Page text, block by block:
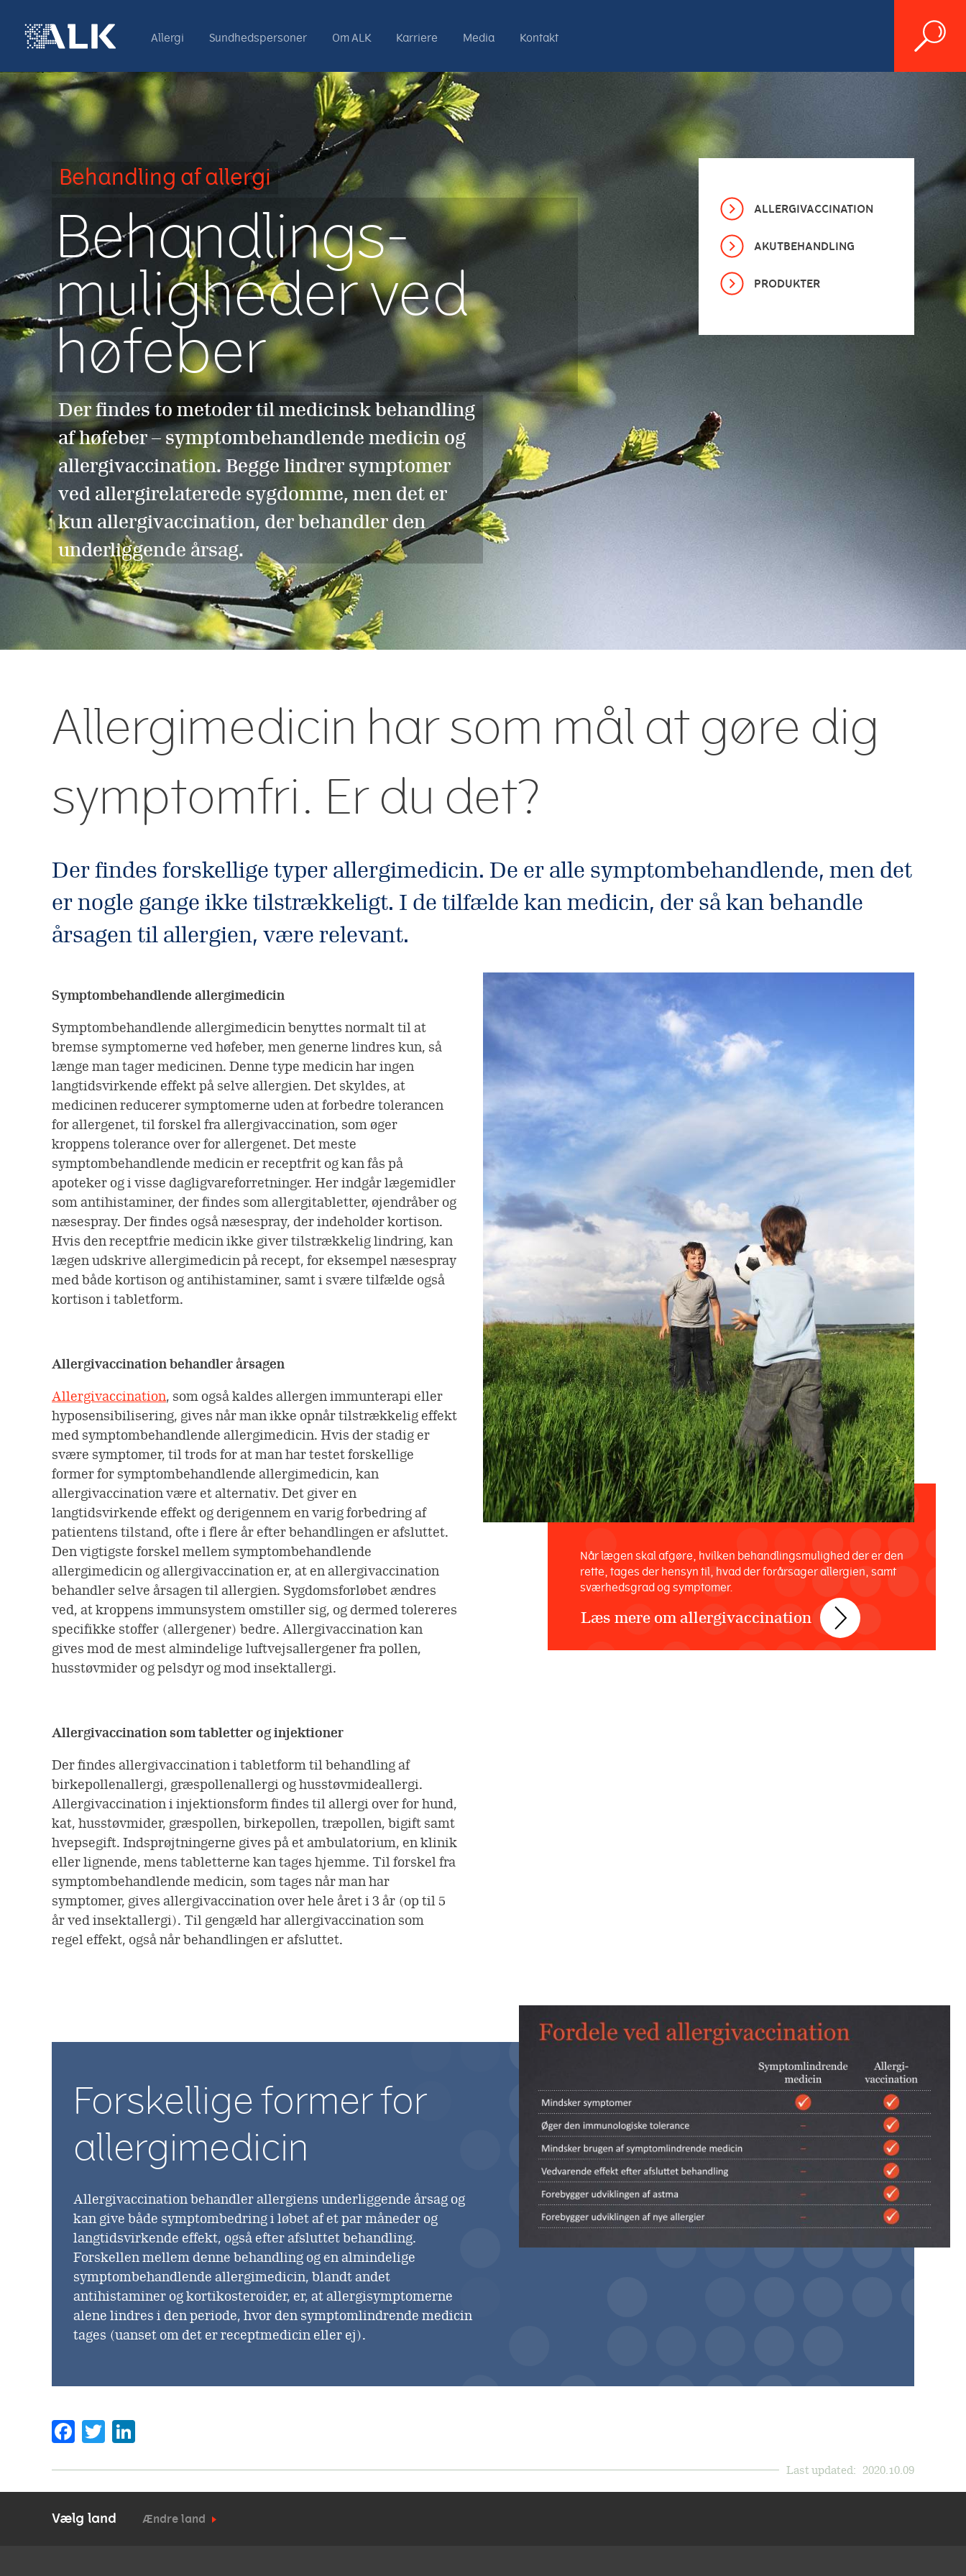
Allergi Sundhedspersoner Om ALK Karriere Media Kontakt
Behandling af allergi
Behandlings-
muligheder ved
høfeber
Der findes to metoder til medicinsk behandling
af høfeber – symptombehandlende medicin og
allergivaccination. Begge lindrer symptomer
ved allergirelaterede sygdomme, men det er
kun allergivaccination, der behandler den
underliggende årsag.
ALLERGIVACCINATION
AKUTBEHANDLING
PRODUKTER
Allergimedicin har som mål at gøre dig
symptomfri. Er du det?
Der findes forskellige typer allergimedicin. De er alle symptombehandlende, men det
er nogle gange ikke tilstrækkeligt. I de tilfælde kan medicin, der så kan behandle
årsagen til allergien, være relevant.
Symptombehandlende allergimedicin
Symptombehandlende allergimedicin benyttes normalt til at
bremse symptomerne ved høfeber, men generne lindres kun, så
længe man tager medicinen. Denne type medicin har ingen
langtidsvirkende effekt på selve allergien. Det skyldes, at
medicinen reducerer symptomerne uden at forbedre tolerancen
for allergenet, til forskel fra allergivaccination, som øger
kroppens tolerance over for allergenet. Det meste
symptombehandlende medicin er receptfrit og kan fås på
apoteker og i visse dagligvareforretninger. Her indgår lægemidler
som antihistaminer, der findes som allergitabletter, øjendråber og
næsespray. Der findes også næsespray, der indeholder kortison.
Hvis den receptfrie medicin ikke giver tilstrækkelig lindring, kan
lægen udskrive allergimedicin på recept, for eksempel næsespray
med både kortison og antihistaminer, samt i svære tilfælde også
kortison i tabletform.
Allergivaccination behandler årsagen
Allergivaccination, som også kaldes allergen immunterapi eller
hyposensibilisering, gives når man ikke opnår tilstrækkelig effekt
med symptombehandlende allergimedicin. Hvis der stadig er
svære symptomer, til trods for at man har testet forskellige
former for symptombehandlende allergimedicin, kan
allergivaccination være et alternativ. Det giver en
langtidsvirkende effekt og derigennem en varig forbedring af
patientens tilstand, ofte i flere år efter behandlingen er afsluttet.
Den vigtigste forskel mellem symptombehandlende
allergimedicin og allergivaccination er, at en allergivaccination
behandler selve årsagen til allergien. Sygdomsforløbet ændres
ved, at kroppens immunsystem omstiller sig, og dermed tolereres
specifikke stoffer (allergener) bedre. Allergivaccination kan
gives mod de mest almindelige luftvejsallergener fra pollen,
husstøvmider og pelsdyr og mod insektallergi.
Allergivaccination som tabletter og injektioner
Der findes allergivaccination i tabletform til behandling af
birkepollenallergi, græspollenallergi og husstøvmideallergi.
Allergivaccination i injektionsform findes til allergi over for hund,
kat, husstøvmider, græspollen, birkepollen, træpollen, bigift samt
hvepsegift. Indsprøjtningerne gives på et ambulatorium, en klinik
eller lignende, mens tabletterne kan tages hjemme. Til forskel fra
symptombehandlende medicin, som tages når man har
symptomer, gives allergivaccination over hele året i 3 år (op til 5
år ved insektallergi). Til gengæld har allergivaccination som
regel effekt, også når behandlingen er afsluttet.
Når lægen skal afgøre, hvilken behandlingsmulighed der er den
rette, tages der hensyn til, hvad der forårsager allergien, samt
sværhedsgrad og symptomer.
Læs mere om allergivaccination
Forskellige former for
allergimedicin
Allergivaccination behandler allergiens underliggende årsag og
kan give både symptombedring i løbet af et par måneder og
langtidsvirkende effekt, også efter afsluttet behandling.
Forskellen mellem denne behandling og en almindelige
symptombehandlende allergimedicin, blandt andet
antihistaminer og kortikosteroider, er, at allergisymptomerne
alene lindres i den periode, hvor den symptomlindrende medicin
tages (uanset om det er receptmedicin eller ej).
Facebook
Twitter
Last updated: 2020.10.09
Vælg land Ændre land